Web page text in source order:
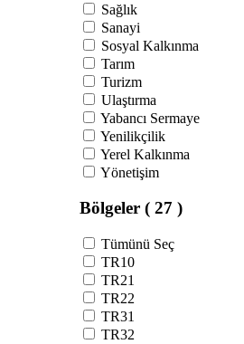
Sağlık
Sanayi
Sosyal Kalkınma
Tarım
Turizm
Ulaştırma
Yabancı Sermaye
Yenilikçilik
Yerel Kalkınma
Yönetişim
Bölgeler ( 27 )
Tümünü Seç
TR10
TR21
TR22
TR31
TR32